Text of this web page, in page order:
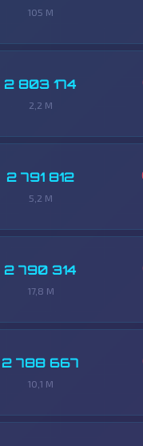
105 M
2 803 174
2,2 M
2 791 812
5,2 M
2 790 314
17,8 M
2 788 667
10,1 M